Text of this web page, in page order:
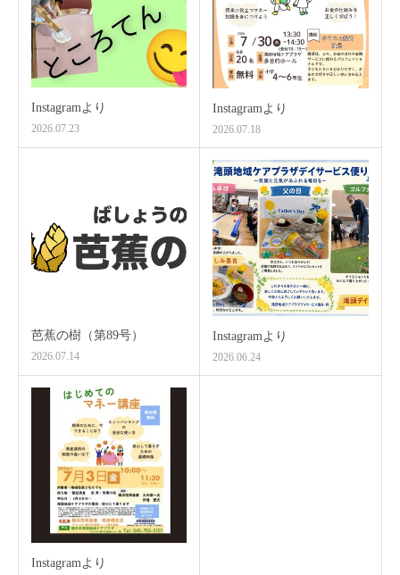
Instagramより
2026.07.23
Instagramより
2026.07.18
芭蕉の樹（第89号）
2026.07.14
Instagramより
2026.06.24
Instagramより